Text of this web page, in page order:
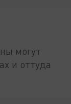
могут
и оттуда